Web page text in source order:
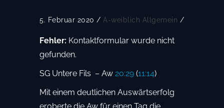
5. Februar 2020 / A-weiblich Allgemein /
Fehler: Kontaktformular wurde nicht
gefunden.
SG Untere Fils – Aw 20:29 (11:14)
Mit einem deutlichen Auswärtserfolg